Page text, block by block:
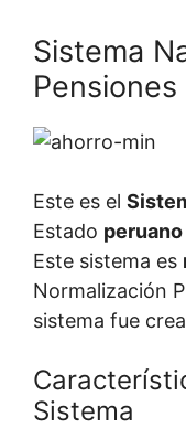
Sistema
Pensiones
Este es el
Estado peruano
Este sistema es
Normalización
sistema fue
Sistema